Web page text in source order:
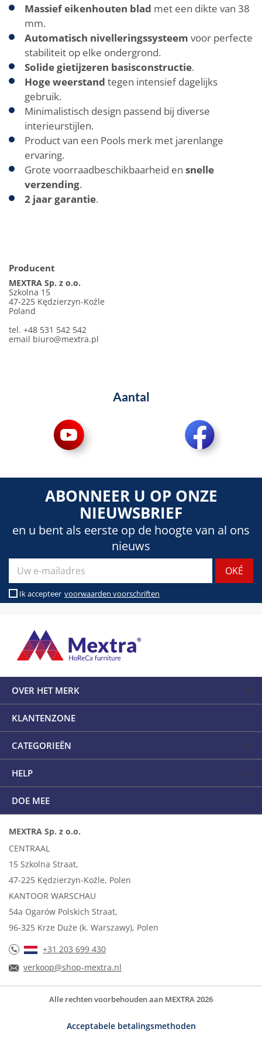
Massief eikenhouten blad met een dikte van 38
mm.
Automatisch nivelleringssysteem voor perfecte
stabiliteit op elke ondergrond.
Solide gietijzeren basisconstructie.
Hoge weerstand tegen intensief dagelijks
gebruik.
Minimalistisch design passend bij diverse
interieurstijlen.
Product van een Pools merk met jarenlange
ervaring.
Grote voorraadbeschikbaarheid en snelle
verzending.
2 jaar garantie.
Producent
MEXTRA Sp. z o.o.
Szkolna 15
47-225 Kędzierzyn-Koźle
Poland
tel. +48 531 542 542
email biuro@mextra.pl
Aantal
ABONNEER U OP ONZE
NIEUWSBRIEF
en u bent als eerste op de hoogte van al ons
nieuws
Ik accepteer voorwaarden voorschriften
OVER HET MERK
KLANTENZONE
CATEGORIEËN
HELP
DOE MEE
MEXTRA Sp. z o.o.
CENTRAAL
15 Szkolna Straat,
47-225 Kędzierzyn-Koźle, Polen
KANTOOR WARSCHAU
54a Ogarów Polskich Straat,
96-325 Krze Duże (k. Warszawy), Polen
+31 203 699 430
verkoop@shop-mextra.nl
Alle rechten voorbehouden aan MEXTRA 2026
Acceptabele betalingsmethoden